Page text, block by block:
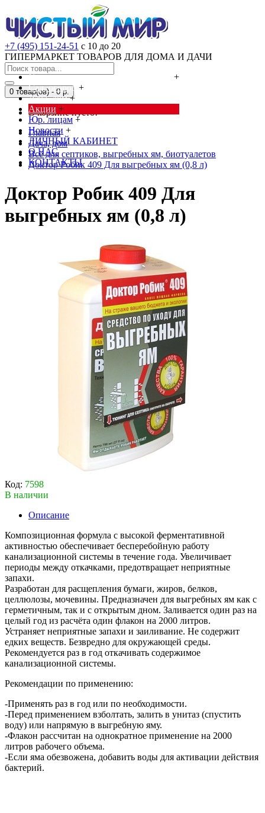
+7 (495) 151-24-51 с 10 до 20
ГИПЕРМАРКЕТ ТОВАРОВ ДЛЯ ДОМА И ДАЧИ
Cредства от насекомых и грызунов
+
Сад, огород +
Дача, дом +
Акции +
Юр. лицам +
Новости +
ЛИЧНЫЙ КАБИНЕТ
О НАС
КОНТАКТЫ
0 товар(ов) - 0 р.
В корзине пусто!
Главная
Дача, дом
Всё для септиков, выгребных ям, биотуалетов
Доктор Робик 409 Для выгребных ям (0,8 л)
Доктор Робик 409 Для
выгребных ям (0,8 л)
Код: 7598
В наличии
Описание
Композиционная формула с высокой ферментативной
активностью обеспечивает бесперебойную работу
канализационной системы в течение года. Увеличивает
периоды между откачками, предотвращает неприятные
запахи.
Разработан для расщепления бумаги, жиров, белков,
целлюлозы, мочевины. Предназначен для выгребных ям как с
герметичным, так и с открытым дном. Заливается один раз на
целый год из расчёта один флакон на 2000 литров.
Устраняет неприятные запахи и заиливание. Не содержит
едких веществ. Безвредно для окружающей среды.
Рекомендуется раз в год откачивать содержимое
канализационной системы.
Рекомендации по применению:
-Применять раз в год или по необходимости.
-Перед применением взболтать, залить в унитаз (спустить
воду) или напрямую в выгребную яму.
-Флакон рассчитан на однократное применение на 2000
литров рабочего объема.
-Если яма обезвожена, добавить воды для активации действия
бактерий.